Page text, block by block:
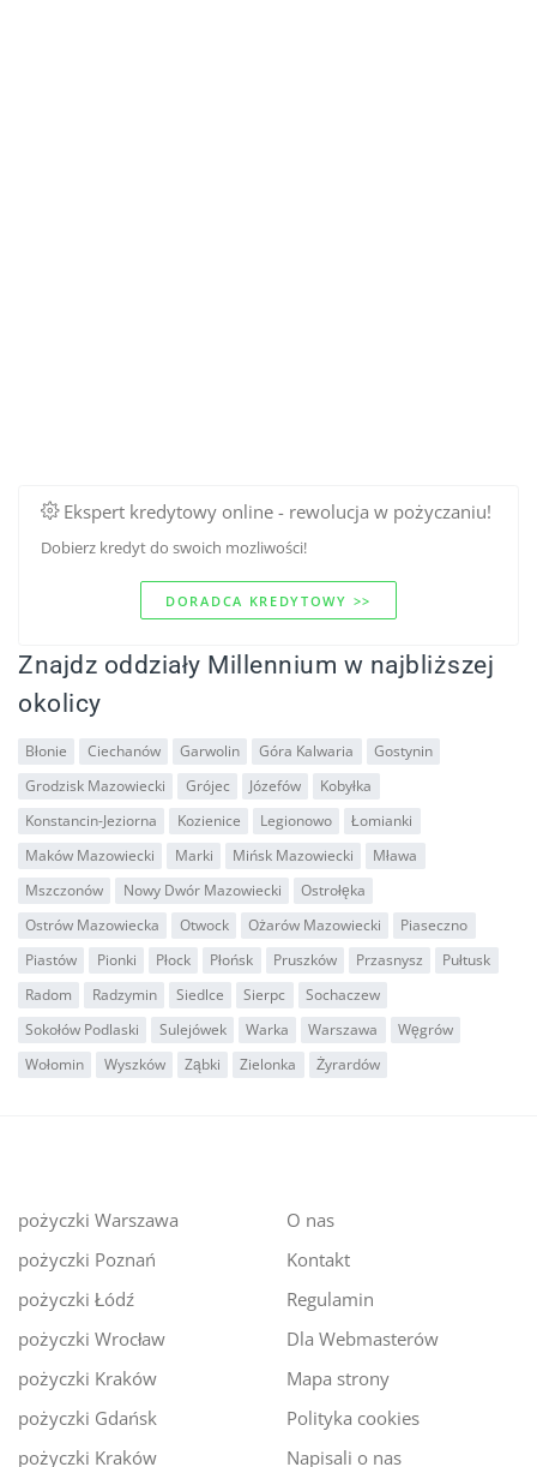
Ekspert kredytowy online - rewolucja w pożyczaniu!
Dobierz kredyt do swoich mozliwości!
DORADCA KREDYTOWY >>
Znajdz oddziały Millennium w najbliższej
okolicy
Błonie Ciechanów Garwolin Góra Kalwaria
Gostynin
Grodzisk Mazowiecki
Grójec Józefów
Kobyłka
Konstancin-Jeziorna
Kozienice Legionowo
Łomianki
Maków Mazowiecki
Marki Mińsk Mazowiecki
Mława
Mszczonów
Nowy Dwór Mazowiecki
Ostrołęka
Ostrów Mazowiecka
Otwock Ożarów Mazowiecki
Piaseczno
Piastów
Pionki Płock Płońsk Pruszków Przasnysz
Pułtusk
Radom
Radzymin Siedlce Sierpc
Sochaczew
Sokołów Podlaski
Sulejówek Warka Warszawa
Węgrów
Wołomin
Wyszków Ząbki Zielonka Żyrardów
pożyczki Warszawa
pożyczki Poznań
pożyczki Łódź
pożyczki Wrocław
pożyczki Kraków
pożyczki Gdańsk
pożyczki Kraków
O nas
Kontakt
Regulamin
Dla Webmasterów
Mapa strony
Polityka cookies
Napisali o nas